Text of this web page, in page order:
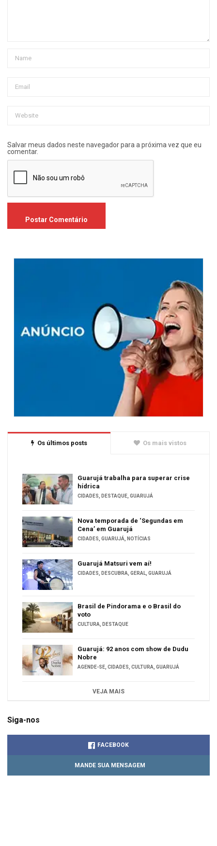
Salvar meus dados neste navegador para a próxima vez que eu
comentar.
Os últimos posts Os mais vistos
Guarujá trabalha para superar crise
hídrica
CIDADES DESTAQUE GUARUJÁ
Nova temporada de ‘Segundas em
Cena’ em Guarujá
CIDADES GUARUJÁ NOTÍCIAS
Guarujá Matsuri vem aí!
CIDADES DESCUBRA GERAL GUARUJÁ
Brasil de Pindorama e o Brasil do
voto
CULTURA DESTAQUE
Guarujá: 92 anos com show de Dudu
Nobre
AGENDE-SE CIDADES CULTURA GUARUJÁ
VEJA MAIS
Siga-nos
FACEBOOK
MANDE SUA MENSAGEM